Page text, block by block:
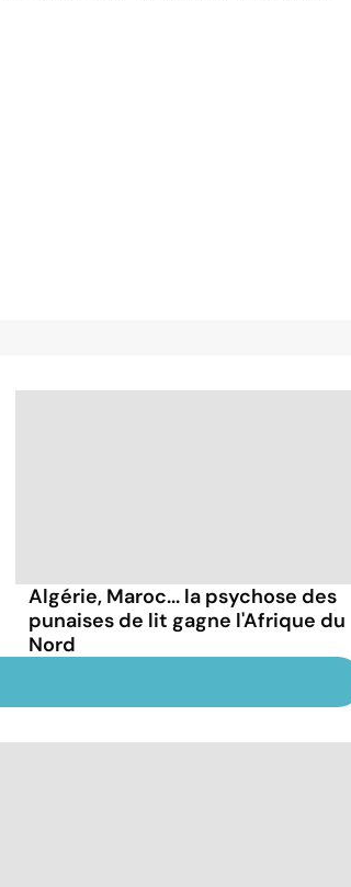
Algérie, Maroc... la psychose des
punaises de lit gagne l'Afrique du
Nord